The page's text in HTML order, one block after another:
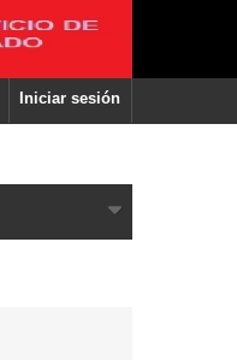
Iniciar sesión